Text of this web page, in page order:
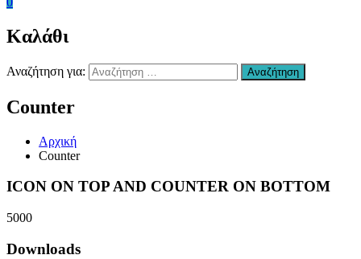
Αυτοκινήτων
Χανιά
Επισκευή
Χανιά
–
condition
–
Αυτοκινήτων
–
Καλάθι
Αναζήτηση για: Αναζήτηση
Counter
Αρχική
Counter
ICON ON TOP AND COUNTER ON BOTTOM
5000
Downloads